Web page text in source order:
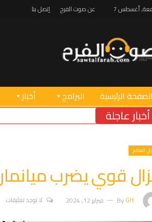
أغسطس 7 عن صوت الفرح إتصل بنا
الصفحة الرئيسية البرامج أخبار
أخبار عاجلة
العالم
قوي يضرب ميانمار
ByGH فبراير 12, 2024 لا توجد تعليقات